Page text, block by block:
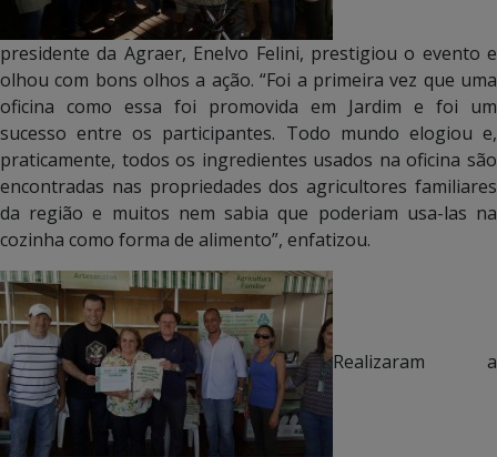
presidente da Agraer, Enelvo Felini, prestigiou o evento e
olhou com bons olhos a ação. “Foi a primeira vez que uma
oficina como essa foi promovida em Jardim e foi um
sucesso entre os participantes. Todo mundo elogiou e,
praticamente, todos os ingredientes usados na oficina são
encontradas nas propriedades dos agricultores familiares
da região e muitos nem sabia que poderiam usa-las na
cozinha como forma de alimento”, enfatizou.
Realizaram a